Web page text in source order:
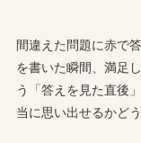
間違えた問題に赤で
を書いた瞬間、満足
う「答えを見た直後
当に思い出せるかど